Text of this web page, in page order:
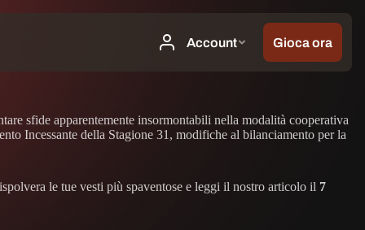
sfide apparentemente insormontabili nella modalità cooperativa
Incessante della Stagione 31, modifiche al bilanciamento per la
le tue vesti più spaventose e leggi il nostro articolo il 7